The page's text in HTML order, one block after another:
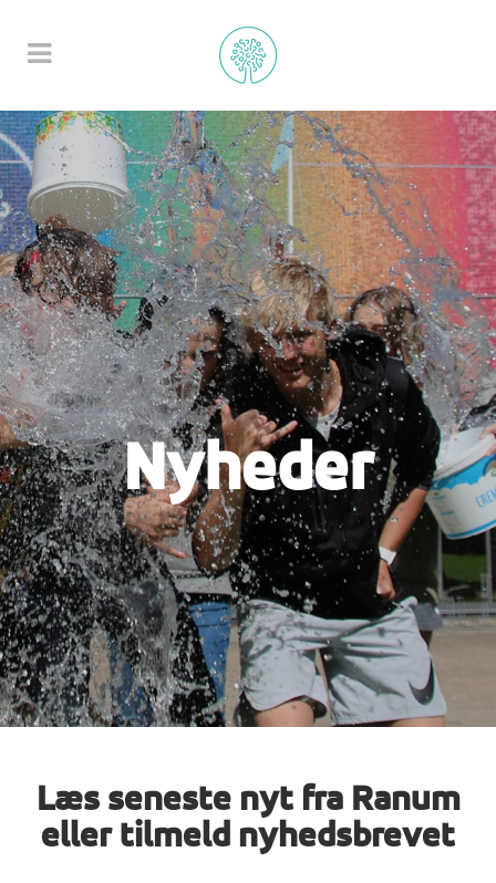
Nyheder
Læs seneste nyt fra Ranum
eller tilmeld nyhedsbrevet